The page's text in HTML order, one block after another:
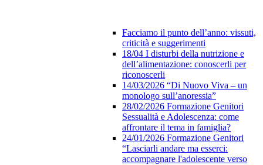
Facciamo il punto dell’anno: vissuti,
criticità e suggerimenti
18/04 I disturbi della nutrizione e
dell’alimentazione: conoscerli per
riconoscerli
14/03/2026 “Di Nuovo Viva – un
monologo sull’anoressia”
28/02/2026 Formazione Genitori
Sessualità e Adolescenza: come
affrontare il tema in famiglia?
24/01/2026 Formazione Genitori
“Lasciarli andare ma esserci:
accompagnare l'adolescente verso